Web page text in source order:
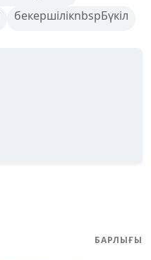
бекершілікnbspБүкіл
БАРЛЫҒЫ